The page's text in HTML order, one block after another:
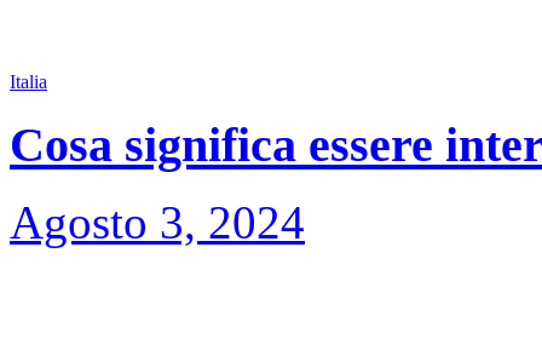
Italia
Cosa significa essere
Agosto 3, 2024